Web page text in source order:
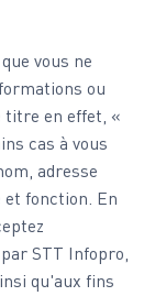
vous ne
ou
titre en effet, «
cas à vous
adresse
fonction. En
STT Infopro,
qu'aux fins